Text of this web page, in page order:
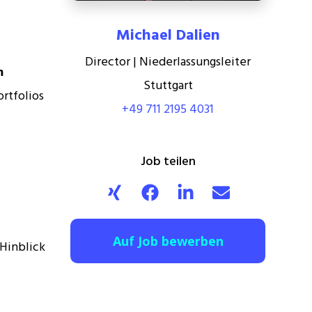
Michael Dalien
Director | Niederlassungsleiter
Stuttgart
+49 711 2195 4031
Job teilen
Auf Job bewerben